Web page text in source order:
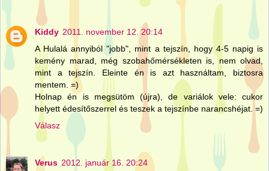
Kiddy 2011. november 12. 20:14
A Hulalá annyiból "jobb", mint a tejszín, hogy 4-5 napig is
kemény marad, még szobahőmérsékleten is, nem olvad,
mint a tejszín. Eleinte én is azt használtam, biztosra
mentem. =)
Holnap én is megsütöm (újra), de variálok vele: cukor
helyett édesítőszerrel és teszek a tejszínbe narancshéjat. =)
Válasz
Verus 2012. január 16. 20:24